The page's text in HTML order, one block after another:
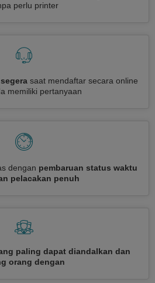
perlu printer
saat mendaftar secara online
memiliki pertanyaan
dengan pembaruan status waktu
pelacakan penuh
paling dapat diandalkan dan
orang dengan